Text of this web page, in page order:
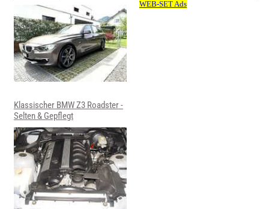
Klassischer BMW Z3 Roadster -
Selten & Gepflegt